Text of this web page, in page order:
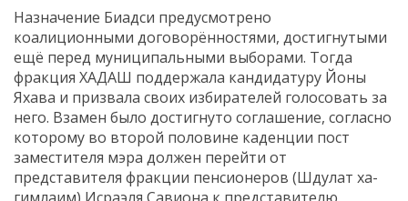
Назначение Биадси предусмотрено
коалиционными договорённостями, достигнутыми
ещё перед муниципальными выборами. Тогда
фракция ХАДАШ поддержала кандидатуру Йоны
Яхава и призвала своих избирателей голосовать за
него. Взамен было достигнуто соглашение, согласно
которому во второй половине каденции пост
заместителя мэра должен перейти от
представителя фракции пенсионеров (Шдулат ха-